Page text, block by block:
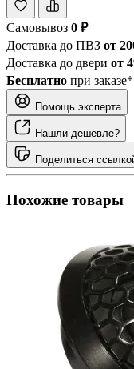
Самовывоз 0 ₽
Доставка до ПВЗ от
Доставка до двери от
Бесплатно при заказе*
Помощь эксперта
Нашли дешевле?
Поделиться
Похожие товары